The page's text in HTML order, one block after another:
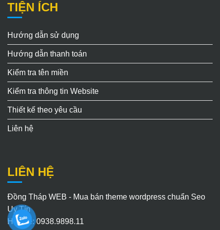
TIỆN ÍCH
Hướng dẫn sử dụng
Hướng dẫn thanh toán
Kiểm tra tên miền
Kiểm tra thông tin Website
Thiết kế theo yêu cầu
Liên hệ
LIÊN HỆ
Đồng Tháp WEB - Mua bán theme wordpress chuẩn Seo
Uy Tín
Hotline: 0938.9898.11